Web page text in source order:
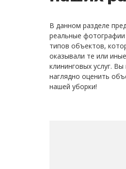
В данном разделе
реальные
типов объектов,
оказывали те или
клининговых услуг.
наглядно оценить
нашей уборки!